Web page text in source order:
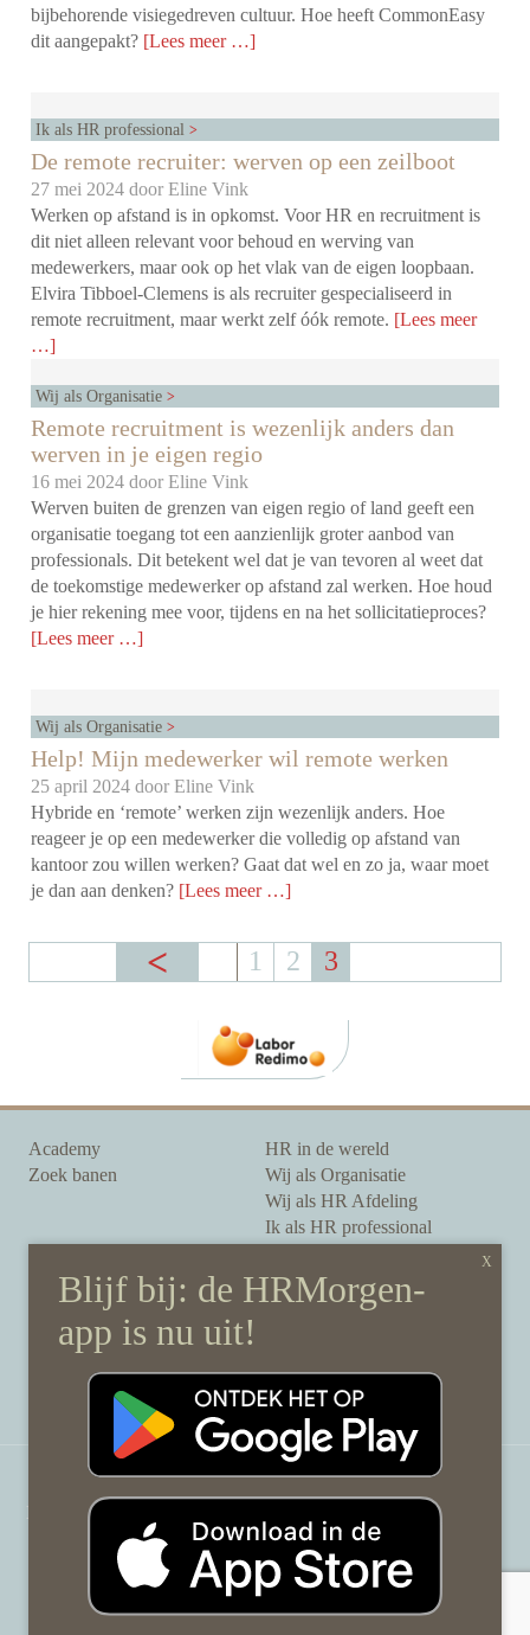
bijbehorende visiegedreven cultuur. Hoe heeft CommonEasy
dit aangepakt? [Lees meer …]
Ik als HR professional
De remote recruiter: werven op een zeilboot
27 mei 2024 doorEline Vink
Werken op afstand is in opkomst. Voor HR en recruitment is
dit niet alleen relevant voor behoud en werving van
medewerkers, maar ook op het vlak van de eigen loopbaan.
Elvira Tibboel-Clemens is als recruiter gespecialiseerd in
remote recruitment, maar werkt zelf óók remote. [Lees meer
…]
Wij als Organisatie
Remote recruitment is wezenlijk anders dan
werven in je eigen regio
16 mei 2024 doorEline Vink
Werven buiten de grenzen van eigen regio of land geeft een
organisatie toegang tot een aanzienlijk groter aanbod van
professionals. Dit betekent wel dat je van tevoren al weet dat
de toekomstige medewerker op afstand zal werken. Hoe houd
je hier rekening mee voor, tijdens en na het sollicitatieproces?
[Lees meer …]
Wij als Organisatie
Help! Mijn medewerker wil remote werken
25 april 2024 doorEline Vink
Hybride en ‘remote’ werken zijn wezenlijk anders. Hoe
reageer je op een medewerker die volledig op afstand van
kantoor zou willen werken? Gaat dat wel en zo ja, waar moet
je dan aan denken? [Lees meer …]
1 2 3
Academy
Zoek banen
HR in de wereld
Wij als Organisatie
Wij als HR Afdeling
Ik als HR professional
Onze auteurs
Onze partners
Sponsoring
Over HRMorgen
Disclaimer & gedragscode
HRMorgen.nl